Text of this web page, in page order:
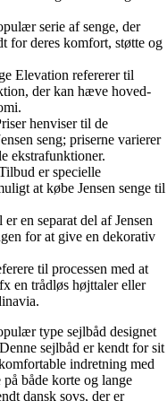
serie af senge, der
for deres komfort, støtte og
Elevation refererer til
der kan hæve hoved-
henviser til de
seng; priserne varierer
ekstrafunktioner.
er specielle
at købe Jensen senge til
en separat del af Jensen
for at give en dekorativ
til processen med at
en trådløs højttaler eller
type sejlbåd designet
sejlbåd er kendt for sit
indretning med
både korte og lange
dansk sovs, der er